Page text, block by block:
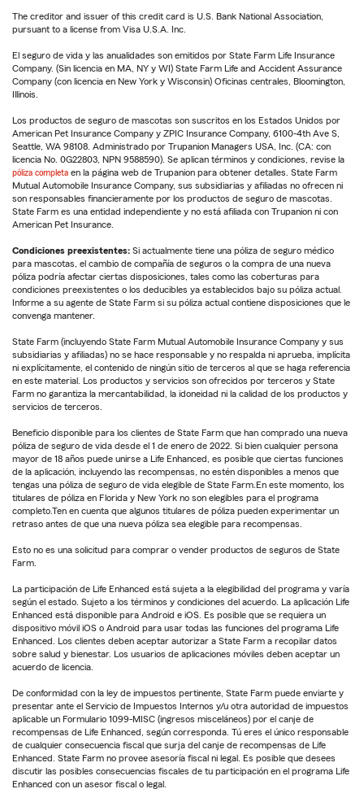
The creditor and issuer of this credit card is U.S. Bank National Association,
pursuant to a license from Visa U.S.A. Inc.
El seguro de vida y las anualidades son emitidos por State Farm Life Insurance
Company. (Sin licencia en MA, NY y WI) State Farm Life and Accident Assurance
Company (con licencia en New York y Wisconsin) Oficinas centrales, Bloomington,
Illinois.
Los productos de seguro de mascotas son suscritos en los Estados Unidos por
American Pet Insurance Company y ZPIC Insurance Company, 6100-4th Ave S,
Seattle, WA 98108. Administrado por Trupanion Managers USA, Inc. (CA: con
licencia No. 0G22803, NPN 9588590). Se aplican términos y condiciones, revise la
póliza completa en la página web de Trupanion para obtener detalles. State Farm
Mutual Automobile Insurance Company, sus subsidiarias y afiliadas no ofrecen ni
son responsables financieramente por los productos de seguro de mascotas.
State Farm es una entidad independiente y no está afiliada con Trupanion ni con
American Pet Insurance.
Condiciones preexistentes: Si actualmente tiene una póliza de seguro médico
para mascotas, el cambio de compañía de seguros o la compra de una nueva
póliza podría afectar ciertas disposiciones, tales como las coberturas para
condiciones preexistentes o los deducibles ya establecidos bajo su póliza actual.
Informe a su agente de State Farm si su póliza actual contiene disposiciones que le
convenga mantener.
State Farm (incluyendo State Farm Mutual Automobile Insurance Company y sus
subsidiarias y afiliadas) no se hace responsable y no respalda ni aprueba, implícita
ni explícitamente, el contenido de ningún sitio de terceros al que se haga referencia
en este material. Los productos y servicios son ofrecidos por terceros y State
Farm no garantiza la mercantabilidad, la idoneidad ni la calidad de los productos y
servicios de terceros.
Beneficio disponible para los clientes de State Farm que han comprado una nueva
póliza de seguro de vida desde el 1 de enero de 2022. Si bien cualquier persona
mayor de 18 años puede unirse a Life Enhanced, es posible que ciertas funciones
de la aplicación, incluyendo las recompensas, no estén disponibles a menos que
tengas una póliza de seguro de vida elegible de State Farm.En este momento, los
titulares de póliza en Florida y New York no son elegibles para el programa
completo.Ten en cuenta que algunos titulares de póliza pueden experimentar un
retraso antes de que una nueva póliza sea elegible para recompensas.
Esto no es una solicitud para comprar o vender productos de seguros de State
Farm.
La participación de Life Enhanced está sujeta a la elegibilidad del programa y varía
según el estado. Sujeto a los términos y condiciones del acuerdo. La aplicación Life
Enhanced está disponible para Android e iOS. Es posible que se requiera un
dispositivo móvil iOS o Android para usar todas las funciones del programa Life
Enhanced. Los clientes deben aceptar autorizar a State Farm a recopilar datos
sobre salud y bienestar. Los usuarios de aplicaciones móviles deben aceptar un
acuerdo de licencia.
De conformidad con la ley de impuestos pertinente, State Farm puede enviarte y
presentar ante el Servicio de Impuestos Internos y/u otra autoridad de impuestos
aplicable un Formulario 1099-MISC (ingresos misceláneos) por el canje de
recompensas de Life Enhanced, según corresponda. Tú eres el único responsable
de cualquier consecuencia fiscal que surja del canje de recompensas de Life
Enhanced. State Farm no provee asesoría fiscal ni legal. Es posible que desees
discutir las posibles consecuencias fiscales de tu participación en el programa Life
Enhanced con un asesor fiscal o legal.